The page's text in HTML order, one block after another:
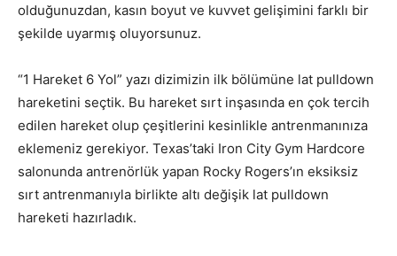
olduğunuzdan, kasın boyut ve kuvvet gelişimini farklı bir
şekilde uyarmış oluyorsunuz.
“1 Hareket 6 Yol” yazı dizimizin ilk bölümüne lat pulldown
hareketini seçtik. Bu hareket sırt inşasında en çok tercih
edilen hareket olup çeşitlerini kesinlikle antrenmanınıza
eklemeniz gerekiyor. Texas’taki Iron City Gym Hardcore
salonunda antrenörlük yapan Rocky Rogers’ın eksiksiz
sırt antrenmanıyla birlikte altı değişik lat pulldown
hareketi hazırladık.